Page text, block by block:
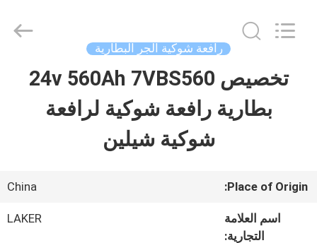
منزل
حول
LAKER
AUTOPARTS
Reserved.
رافعة شوكية الجر البطارية
تخصيص 24v 560Ah 7VBS560
بطارية رافعة شوكية لرافعة
شوكية شيلين
Place of Origin:
China
اسم العلامة
التجارية:
LAKER